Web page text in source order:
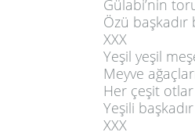
Gülabi’nin
Özü
XXX
Yeşil yeşil
Meyve
Her çeşit
Yeşili
XXX